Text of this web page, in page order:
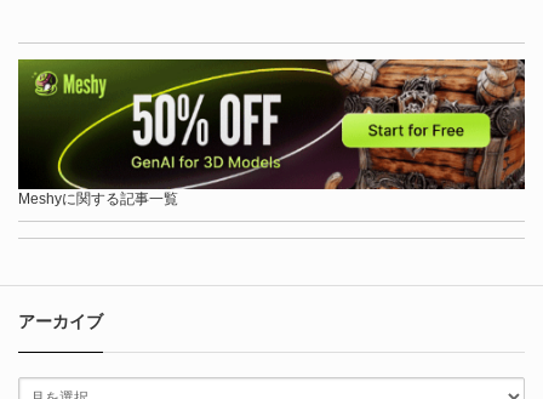
Meshyに関する記事一覧
アーカイブ